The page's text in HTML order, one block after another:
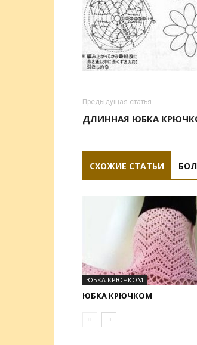
Предыдущая статья
ДЛИННАЯ ЮБКА
СХОЖИЕ СТАТЬИ
ЮБКА КРЮЧКОМ
ЮБКА КРЮЧКОМ